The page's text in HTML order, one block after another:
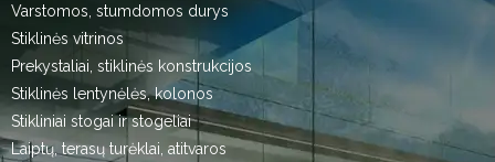
Varstomos, stumdomos durys
Stiklinės vitrinos
Prekystaliai, stiklinės konstrukcijos
Stiklinės lentynėlės, kolonos
Stikliniai stogai ir stogeliai
Laiptų, terasų turėklai, atitvaros